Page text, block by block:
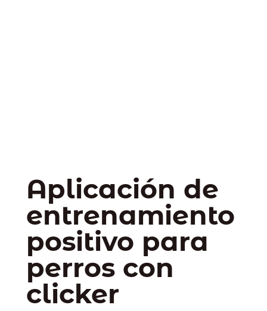
Aplicación de
entrenamiento
positivo para
perros con
clicker